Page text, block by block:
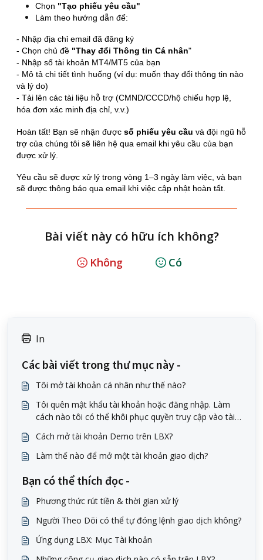
Chọn "Tạo phiếu yêu cầu"
Làm theo hướng dẫn để:
- Nhập địa chỉ email đã đăng ký
- Chọn chủ đề "Thay đổi Thông tin Cá nhân"
- Nhập số tài khoản MT4/MT5 của bạn
- Mô tả chi tiết tình huống (ví dụ: muốn thay đổi thông tin nào
và lý do)
- Tải lên các tài liệu hỗ trợ (CMND/CCCD/hộ chiếu hợp lệ,
hóa đơn xác minh địa chỉ, v.v.)
Hoàn tất! Bạn sẽ nhận được số phiếu yêu cầu và đội ngũ hỗ
trợ của chúng tôi sẽ liên hệ qua email khi yêu cầu của bạn
được xử lý.
Yêu cầu sẽ được xử lý trong vòng 1–3 ngày làm việc, và bạn
sẽ được thông báo qua email khi việc cập nhật hoàn tất.
Bài viết này có hữu ích không?
Không Có
In
Các bài viết trong thư mục này -
Tôi mở tài khoản cá nhân như thế nào?
Tôi quên mật khẩu tài khoản hoặc đăng nhập. Làm
cách nào tôi có thể khôi phục quyền truy cập vào tài
Cách mở tài khoản Demo trên LBX?
Làm thế nào để mở một tài khoản giao dịch?
Bạn có thể thích đọc -
Phương thức rút tiền & thời gian xử lý
Người Theo Dõi có thể tự đóng lệnh giao dịch không?
Ứng dụng LBX: Mục Tài khoản